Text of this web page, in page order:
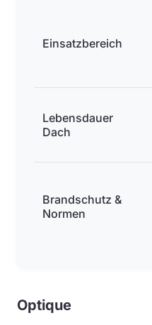
Einsatzbereich
Lebensdauer
Dach
Brandschutz &
Normen
Optique